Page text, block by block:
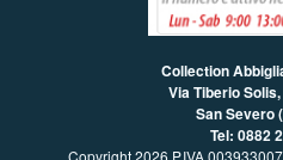
Collection
Via Tiberio
San Severo
Tel: 0882